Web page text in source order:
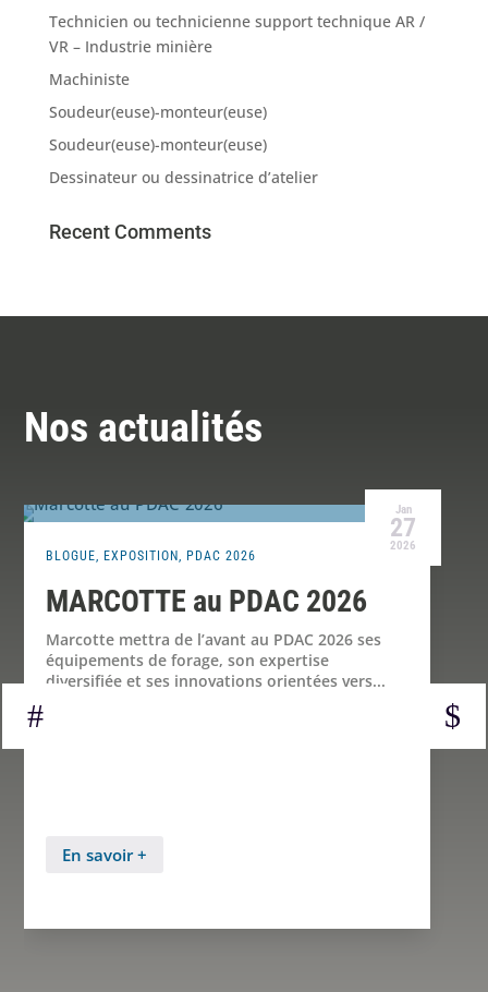
Technicien ou technicienne support technique AR /
VR – Industrie minière
Machiniste
Soudeur(euse)-monteur(euse)
Soudeur(euse)-monteur(euse)
Dessinateur ou dessinatrice d’atelier
Recent Comments
Nos actualités
Jan
27
2026
BLOGUE, EXPOSITION, PDAC 2026
MARCOTTE au PDAC 2026
Marcotte mettra de l’avant au PDAC 2026 ses
équipements de forage, son expertise
diversifiée et ses innovations orientées vers...
En savoir +